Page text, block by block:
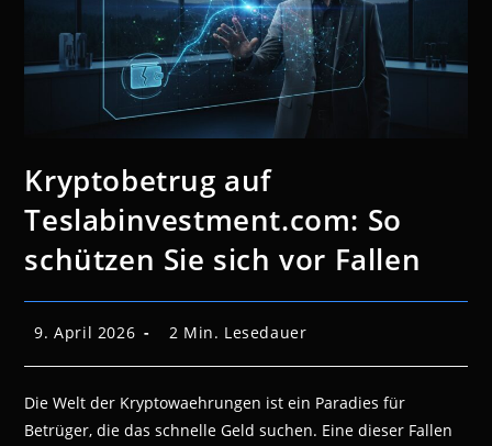
Kryptobetrug auf
Teslabinvestment.com: So
schützen Sie sich vor Fallen
Beitrag
9. April 2026 Lesedauer:
2 Min. Lesedauer
Die Welt der Kryptowaehrungen ist ein Paradies für
Betrüger, die das schnelle Geld suchen. Eine dieser Fallen